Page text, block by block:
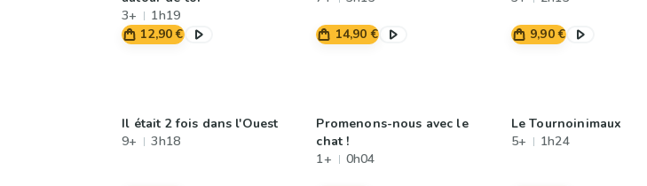
3+
1h19
12,90 €
14,90 € 9,90 €
Il était 2 fois dans l'Ouest
9+
3h18
Promenons-nous avec le
chat !
1+
0h04
Le Tournoinimaux
5+
1h24